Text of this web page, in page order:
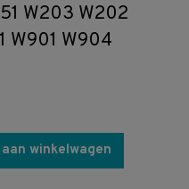
W203 W202
W901 W904
winkelwagen